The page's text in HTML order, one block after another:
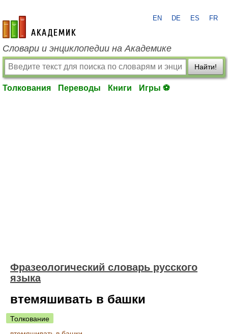
academic.ru
EN DE ES FR
Словари и энциклопедии на Академике
Найти!
Толкования Переводы Книги Игры ⚽
Фразеологический словарь русского
языка
втемяшивать в башки
Толкование